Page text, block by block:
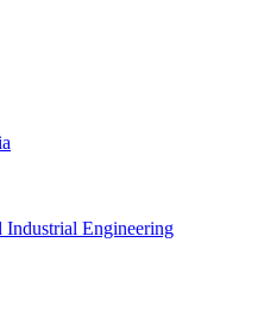
Industrial Engineering